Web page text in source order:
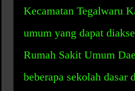
Kecamatan Tegalwaru
umum yang dapat
Rumah Sakit Umum
beberapa sekolah dasar